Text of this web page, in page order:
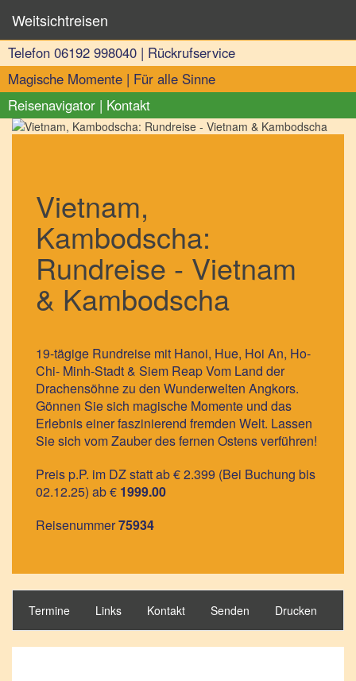
Telefon 06192 998040 | Rückrufservice
Magische Momente | Für alle Sinne
Reisenavigator | Kontakt
Vietnam,
Kambodscha:
Rundreise - Vietnam
& Kambodscha
19-tägige Rundreise mit Hanoi, Hue, Hoi An, Ho-
Chi- Minh-Stadt & Siem Reap Vom Land der
Drachensöhne zu den Wunderwelten Angkors.
Gönnen Sie sich magische Momente und das
Erlebnis einer faszinierend fremden Welt. Lassen
Sie sich vom Zauber des fernen Ostens verführen!
Preis p.P. im DZ statt ab € 2.399 (Bei Buchung bis
02.12.25) ab € 1999.00
Reisenummer75934
Termine Links Kontakt Senden Drucken
Weitsichtreisen